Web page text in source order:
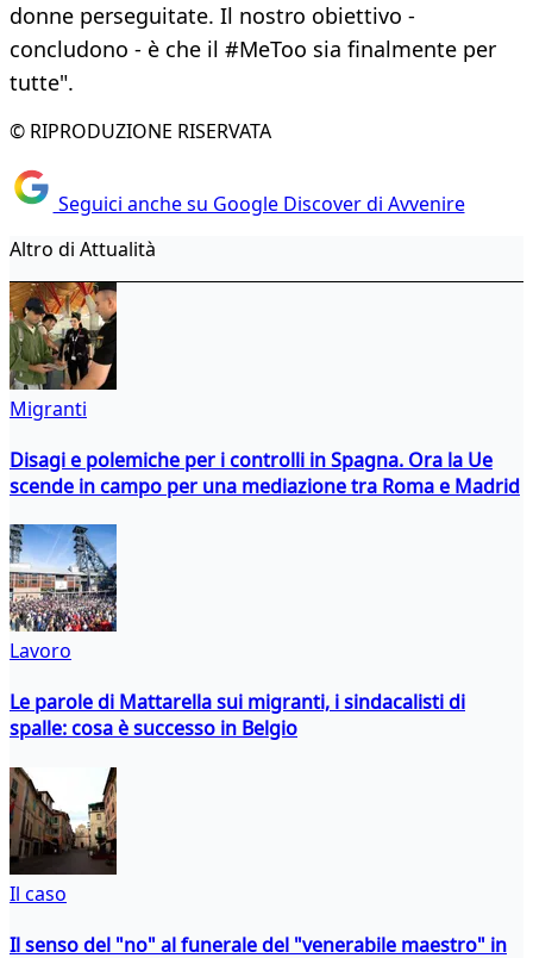
donne perseguitate. Il nostro obiettivo -
concludono - è che il #MeToo sia finalmente per
tutte".
© RIPRODUZIONE RISERVATA
Seguici anche su Google Discover di Avvenire
Altro di Attualità
Migranti
Disagi e polemiche per i controlli in Spagna. Ora la Ue
scende in campo per una mediazione tra Roma e Madrid
Lavoro
Le parole di Mattarella sui migranti, i sindacalisti di
spalle: cosa è successo in Belgio
Il caso
Il senso del "no" al funerale del "venerabile maestro" in